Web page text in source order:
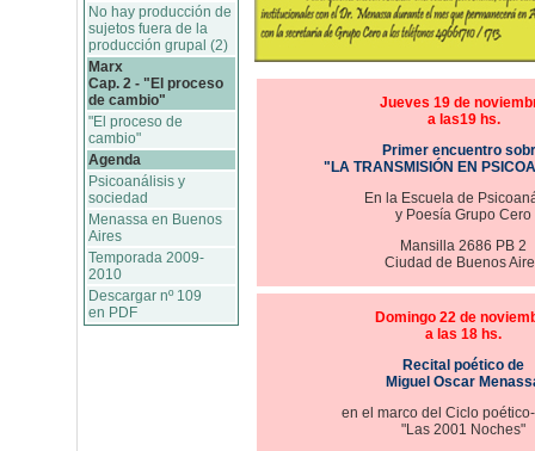
No hay producción de
sujetos fuera de la
producción grupal (2)
Marx
Cap. 2 - "El proceso
de cambio"
"El proceso de
cambio"
Agenda
Psicoanálisis y
sociedad
Menassa en Buenos
Aires
Temporada 2009-
2010
Descargar nº 109
en PDF
Jueves 19 de
a las19 hs.
Primer encuentro
"LA TRANSMISIÓN EN
En la Escuela de
y Poesía Grupo Cero
Mansilla 2686 PB 2
Ciudad de Buenos
Domingo 22 de
a las 18 hs.
Recital poético de
Miguel Oscar
en el marco del Ciclo
"Las 2001 Noches"